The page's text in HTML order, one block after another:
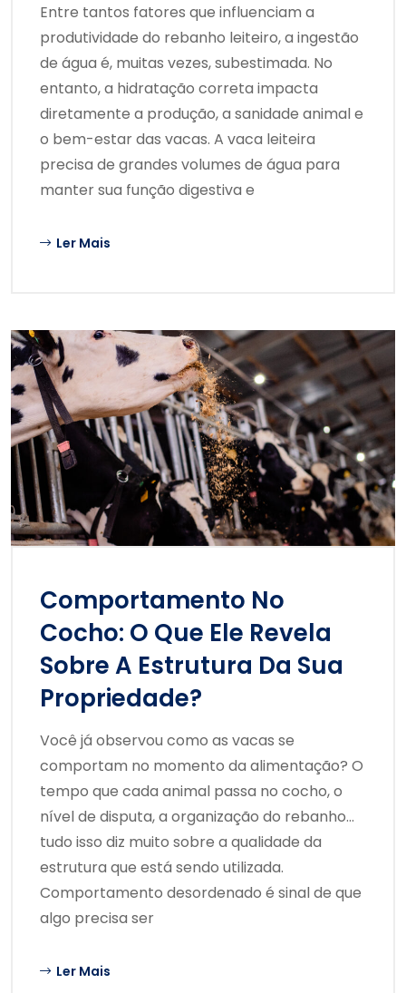
Entre tantos fatores que influenciam a
produtividade do rebanho leiteiro, a ingestão
de água é, muitas vezes, subestimada. No
entanto, a hidratação correta impacta
diretamente a produção, a sanidade animal e
o bem-estar das vacas. A vaca leiteira
precisa de grandes volumes de água para
manter sua função digestiva e
Ler Mais
Comportamento No
Cocho: O Que Ele Revela
Sobre A Estrutura Da Sua
Propriedade?
Você já observou como as vacas se
comportam no momento da alimentação? O
tempo que cada animal passa no cocho, o
nível de disputa, a organização do rebanho…
tudo isso diz muito sobre a qualidade da
estrutura que está sendo utilizada.
Comportamento desordenado é sinal de que
algo precisa ser
Ler Mais